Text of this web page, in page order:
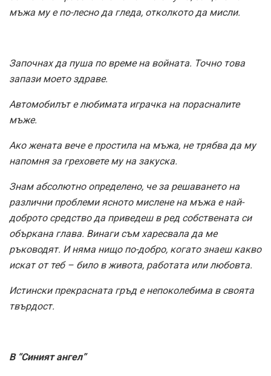
мъжа му е по-лесно да гледа, отколкото да мисли.
Започнах да пуша по време на войната. Точно това
запази моето здраве.
Автомобилът е любимата играчка на порасналите
мъже.
Ако жената вече е простила на мъжа, не трябва да му
напомня за греховете му на закуска.
Знам абсолютно определено, че за решаването на
различни проблеми ясното мислене на мъжа е най-
доброто средство да приведеш в ред собствената си
объркана глава. Винаги съм харесвала да ме
ръководят. И няма нищо по-добро, когато знаеш какво
искат от теб – било в живота, работата или любовта.
Истински прекрасната гръд е непоколебима в своята
твърдост.
В “Синият ангел”